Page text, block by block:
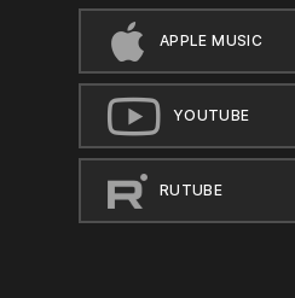
APPLE MUSIC
YOUTUBE
RUTUBE